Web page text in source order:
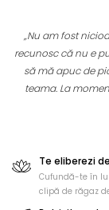
„Nu am fost
recunosc că nu e
să mă apuc de
teama. La
Te eliberezi
Cufundă-te în
clipă de răgaz